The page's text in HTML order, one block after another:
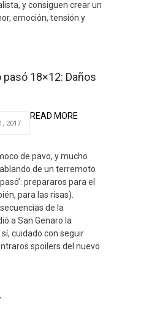
y consiguen crear un
emoción, tensión y
18×12: Daños
2017
de pavo, y mucho
de un terremoto
prepararos para el
para las risas).
de la
a San Genaro la
cuidado con seguir
spoilers del nuevo
READ MORE